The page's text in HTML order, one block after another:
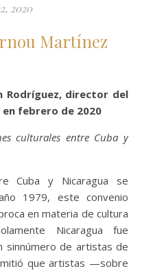
2020
Martínez
Rodríguez, director del
febrero de 2020
culturales entre Cuba y
Cuba y Nicaragua se
1979, este convenio
en materia de cultura
Nicaragua fue
sinnúmero de artistas de
que artistas —sobre